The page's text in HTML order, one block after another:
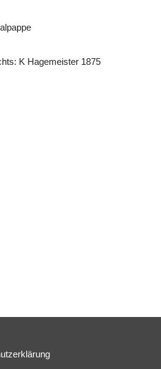
K Hagemeister 1875